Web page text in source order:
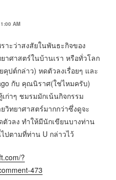
AM
าะว่าสงสัยในพันธะกิจของ
าศาสตร์ในบ้านเรา หรือทั่วโลก
ปต์กล่าว) หดตัวลงเรื่อยๆ และ
กับ คุณนิราศ(ใช่ไหมครับ)
ก่าๆ ชมรมมักเน้นกิจกรรม
วิทยาศาสตร์มากกว่าซึ่งดูจะ
วลง ทำให้มีนักเขียนบางท่าน
ปตามที่ท่าน U กล่าวไว้
?
473